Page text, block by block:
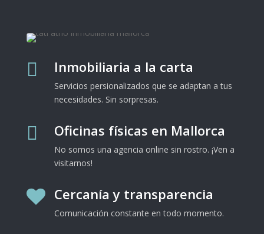
 Inmobiliaria a la carta
Servicios persionalizados que se adaptan a tus
necesidades. Sin sorpresas.
 Oficinas físicas en Mallorca
No somos una agencia online sin rostro. ¡Ven a
visitarnos!
 Cercanía y transparencia
Comunicación constante en todo momento.